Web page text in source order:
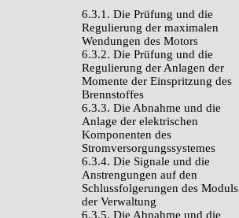
6.3.1. Die Prüfung und die
Regulierung der maximalen
Wendungen des Motors
6.3.2. Die Prüfung und die
Regulierung der Anlagen der
Momente der Einspritzung des
Brennstoffes
6.3.3. Die Abnahme und die
Anlage der elektrischen
Komponenten des
Stromversorgungssystemes
6.3.4. Die Signale und die
Anstrengungen auf den
Schlussfolgerungen des Moduls
der Verwaltung
6.3.5. Die Abnahme und die